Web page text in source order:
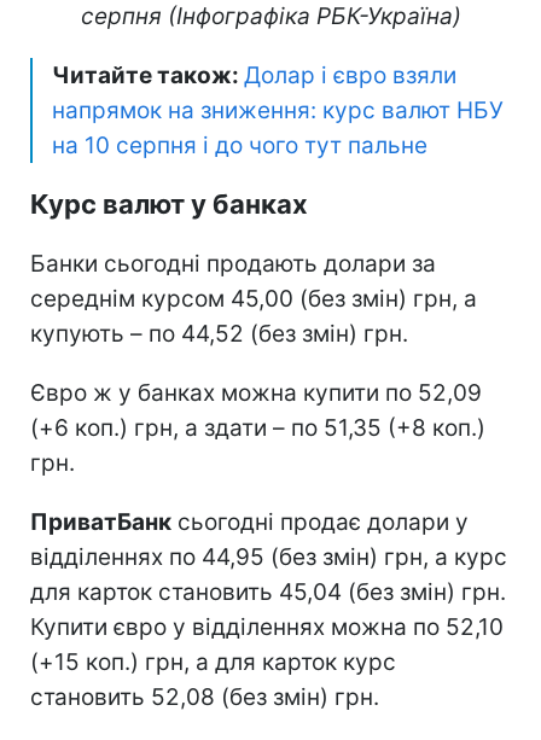
серпня (Інфографіка РБК-Україна)
Читайте також: Долар і євро взяли
напрямок на зниження: курс валют НБУ
на 10 серпня і до чого тут пальне
Курс валют у банках
Банки сьогодні продають долари за
середнім курсом 45,00 (без змін) грн, а
купують – по 44,52 (без змін) грн.
Євро ж у банках можна купити по 52,09
(+6 коп.) грн, а здати – по 51,35 (+8 коп.)
грн.
ПриватБанк сьогодні продає долари у
відділеннях по 44,95 (без змін) грн, а курс
для карток становить 45,04 (без змін) грн.
Купити євро у відділеннях можна по 52,10
(+15 коп.) грн, а для карток курс
становить 52,08 (без змін) грн.